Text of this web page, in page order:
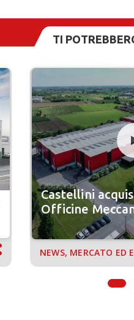
TI
Castellini
Officine
NEWS, MERCATO ED